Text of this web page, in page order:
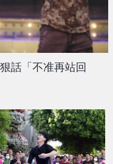
話「不准再站回